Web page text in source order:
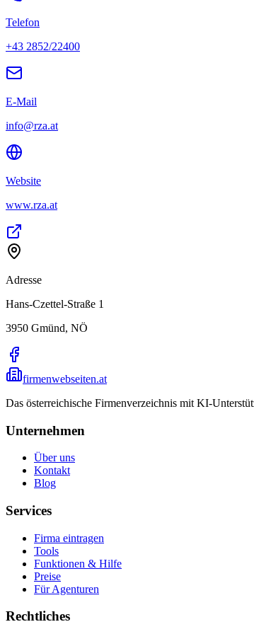
Telefon
+43 2852/22400
E-Mail
info@rza.at
Website
www.rza.at
Adresse
Hans-Czettel-Straße 1
3950 Gmünd, NÖ
firmenwebseiten.at
Das österreichische Firmenverzeichnis mit KI-
Unternehmen
Über uns
Kontakt
Blog
Services
Firma eintragen
Tools
Funktionen & Hilfe
Preise
Für Agenturen
Rechtliches